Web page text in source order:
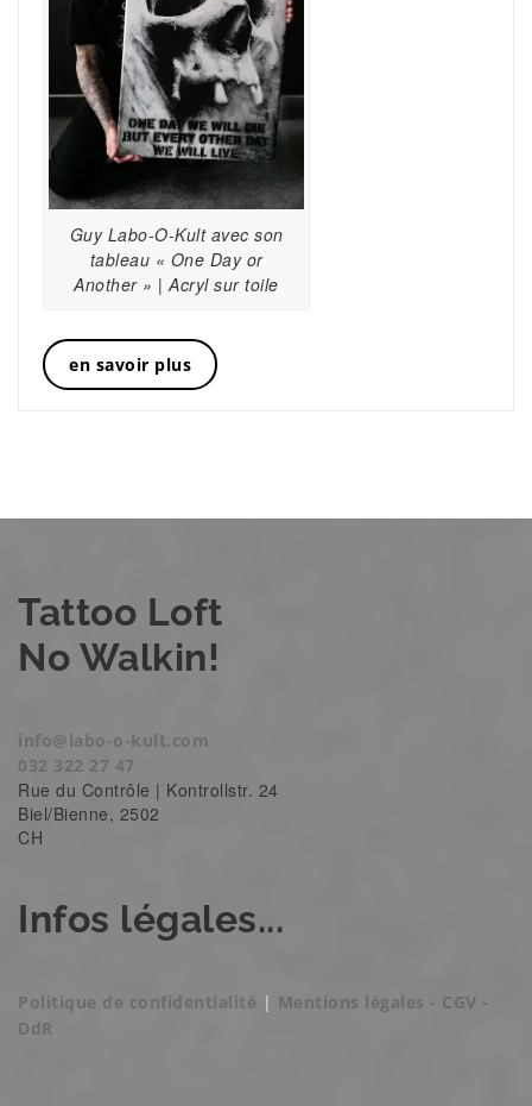
Guy Labo-O-Kult avec son
tableau « One Day or
Another » | Acryl sur toile
en savoir plus
Tattoo Loft
No Walkin!
info@labo-o-kult.com
032 322 27 47
Rue du Contrôle | Kontrollstr. 24
Biel/Bienne, 2502
CH
Infos légales...
Politique de confidentialité | Mentions légales - CGV -
DdR